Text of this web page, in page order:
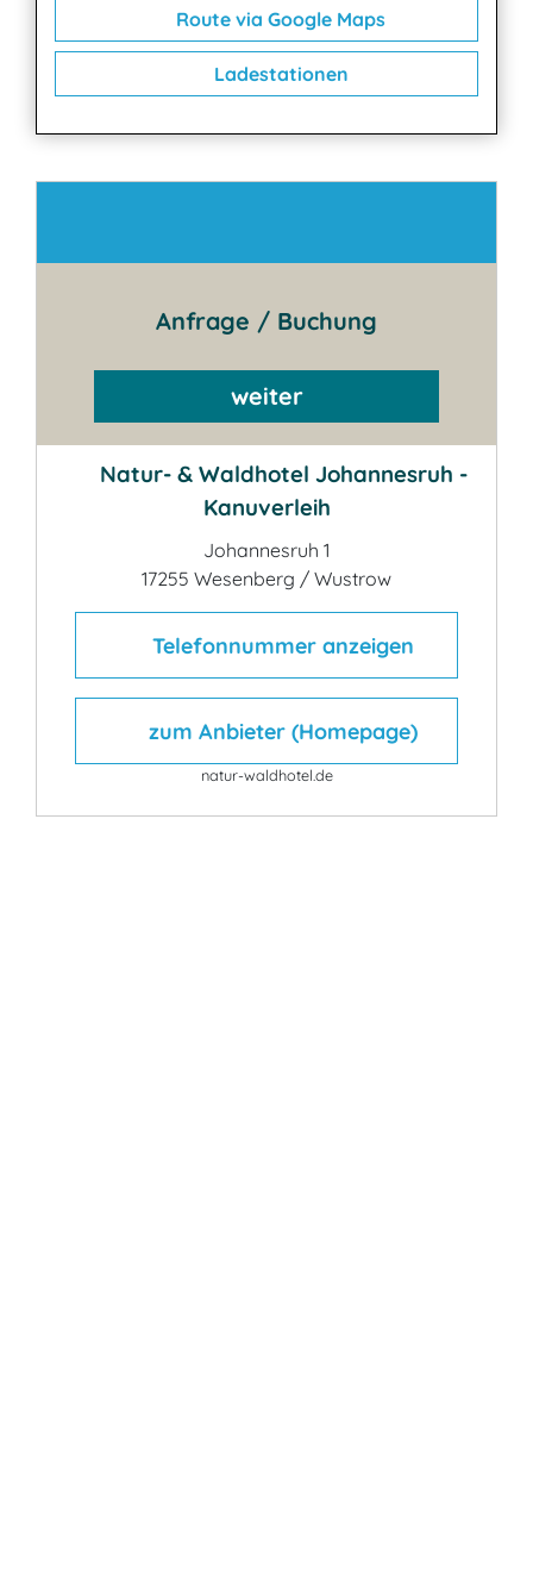
Route via Google Maps
Ladestationen
Anfrage / Buchung
weiter
Natur- & Waldhotel Johannesruh -
Kanuverleih
Johannesruh 1
17255 Wesenberg / Wustrow
Telefonnummer anzeigen
zum Anbieter (Homepage)
natur-waldhotel.de